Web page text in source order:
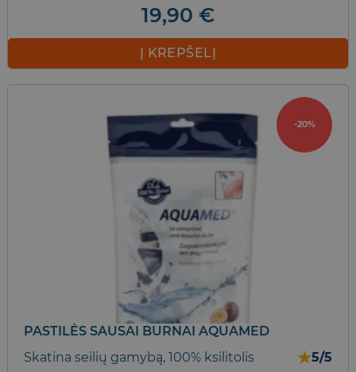
19,90 €
Į KREPŠELĮ
-20%
PASTILĖS SAUSAI BURNAI AQUAMED
Skatina seilių gamybą, 100% ksilitolis
★5/5